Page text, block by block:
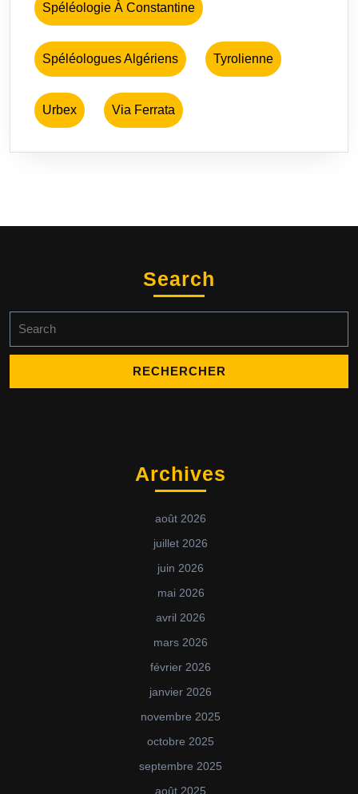
Spéléologie À Constantine
Spéléologues Algériens Tyrolienne
Urbex Via Ferrata
Search
for:
Archives
août 2026
juillet 2026
juin 2026
mai 2026
avril 2026
mars 2026
février 2026
janvier 2026
novembre 2025
octobre 2025
septembre 2025
août 2025